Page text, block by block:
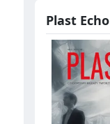
Plast Echo